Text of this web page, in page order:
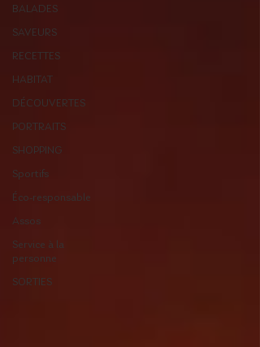
BALADES
SAVEURS
RECETTES
HABITAT
DÉCOUVERTES
PORTRAITS
SHOPPING
Sportifs
Éco-responsable
Assos
Service à la
personne
SORTIES